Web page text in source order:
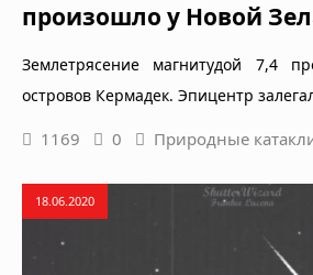
произошло у Новой
Землетрясение магнитудой 7,4
островов Кермадек. Эпицентр
1169 0 Природные
18.06.2020